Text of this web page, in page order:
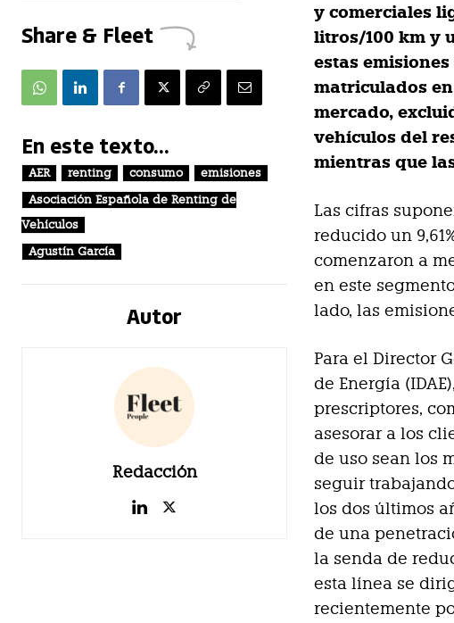
Share & Fleet
En este texto...
AER renting consumo
emisiones
Asociación Española de Renting de
Vehículos
Agustín García
Autor
Redacción
y comerciales
litros/100 km y
estas
matriculados
mercado,
vehículos del
mientras que
Las cifras
reducido un
comenzaron a
en este
lado, las
Para el Director
de Energía
prescriptores,
asesorar a los
de uso sean los
seguir
los dos últimos
de una
la senda de
esta línea se
recientemente